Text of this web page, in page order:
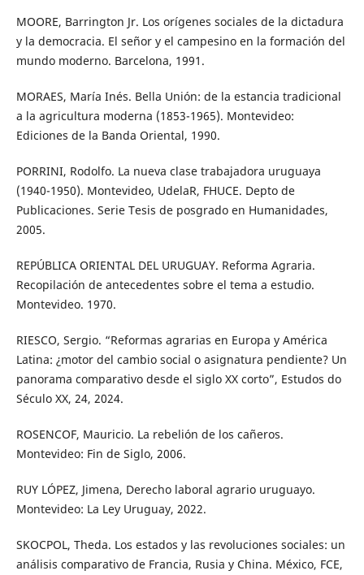
MOORE, Barrington Jr. Los orígenes sociales de la dictadura
y la democracia. El señor y el campesino en la formación del
mundo moderno. Barcelona, 1991.
MORAES, María Inés. Bella Unión: de la estancia tradicional
a la agricultura moderna (1853-1965). Montevideo:
Ediciones de la Banda Oriental, 1990.
PORRINI, Rodolfo. La nueva clase trabajadora uruguaya
(1940-1950). Montevideo, UdelaR, FHUCE. Depto de
Publicaciones. Serie Tesis de posgrado en Humanidades,
2005.
REPÚBLICA ORIENTAL DEL URUGUAY. Reforma Agraria.
Recopilación de antecedentes sobre el tema a estudio.
Montevideo. 1970.
RIESCO, Sergio. “Reformas agrarias en Europa y América
Latina: ¿motor del cambio social o asignatura pendiente? Un
panorama comparativo desde el siglo XX corto”, Estudos do
Século XX, 24, 2024.
ROSENCOF, Mauricio. La rebelión de los cañeros.
Montevideo: Fin de Siglo, 2006.
RUY LÓPEZ, Jimena, Derecho laboral agrario uruguayo.
Montevideo: La Ley Uruguay, 2022.
SKOCPOL, Theda. Los estados y las revoluciones sociales: un
análisis comparativo de Francia, Rusia y China. México, FCE,